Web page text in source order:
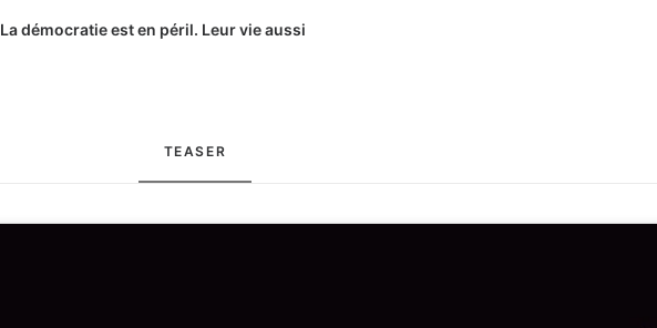
La démocratie est en péril. Leur vie aussi
TEASER